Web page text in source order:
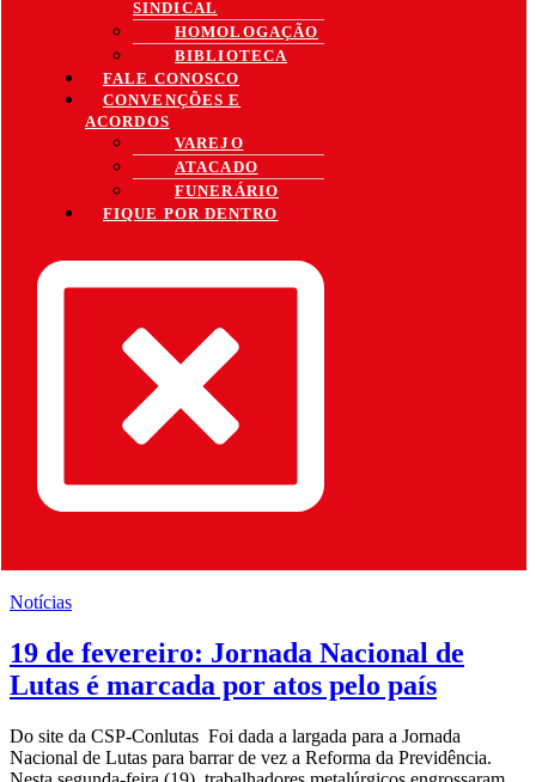
SINDICAL
HOMOLOGAÇÃO
BIBLIOTECA
FALE CONOSCO
CONVENÇÕES E
ACORDOS
VAREJO
ATACADO
FUNERÁRIO
FIQUE POR DENTRO
Notícias
19 de fevereiro: Jornada Nacional de
Lutas é marcada por atos pelo país
Do site da CSP-Conlutas Foi dada a largada para a Jornada
Nacional de Lutas para barrar de vez a Reforma da Previdência.